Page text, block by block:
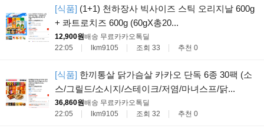
[식품] (1+1) 천하장사 빅사이즈 스틱 오리지날 600g
+ 콰트로치즈 600g (60gX총20...
12,900원배송 무료카카오톡딜
22:05
lkm9105 조회 33 추천 0
[식품] 한끼통살 닭가슴살 카카오 단독 6종 30팩 (소
스/그릴드/소시지/스테이크/저염/마녀스프/닭...
36,860원배송 무료카카오톡딜
22:05
lkm9105 조회 32 추천 0